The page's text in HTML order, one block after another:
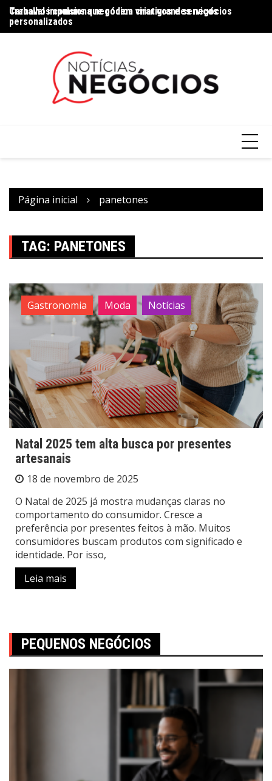
Trabalhos comuns que podem virar grandes negócios
Carnaval impulsiona negócios criativos e serviços
personalizados
Página inicial panetones
TAG: PANETONES
Gastronomia Moda Notícias
Natal 2025 tem alta busca por presentes
artesanais
18 de novembro de 2025
O Natal de 2025 já mostra mudanças claras no
comportamento do consumidor. Cresce a
preferência por presentes feitos à mão. Muitos
consumidores buscam produtos com significado e
identidade. Por isso,
Leia mais
PEQUENOS NEGÓCIOS